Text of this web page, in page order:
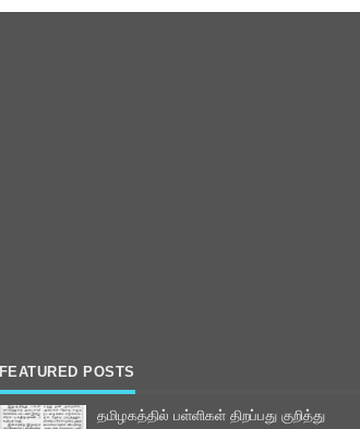
FEATURED POSTS
தமிழகத்தில் பள்ளிகள் திறப்பது குறித்து